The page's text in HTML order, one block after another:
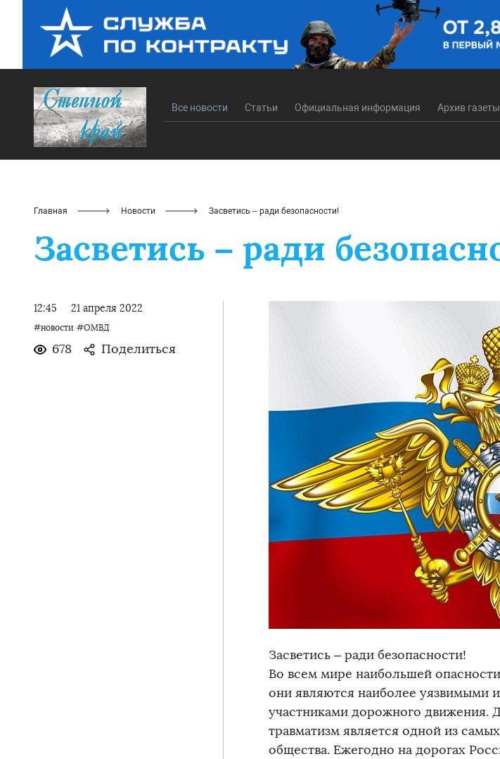
Все новости Статьи Официальная информация Архив газеты
Главная Новости Засветись – ради безопасности!
Засветись – ради
12:45 21 апреля 2022
#новости #ОМВД
678 Поделиться
Засветись – ради безопасности!
Во всем мире наибольшей
они являются наиболее уязвимыми
участниками дорожного движения.
травматизм является одной из
общества. Ежегодно на дорогах